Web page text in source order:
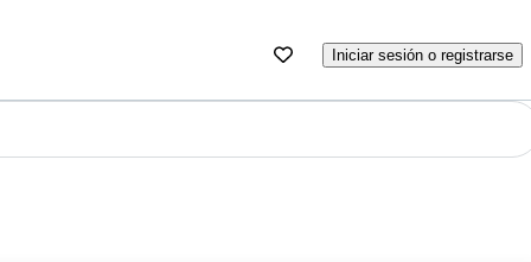
Iniciar sesión o registrarse